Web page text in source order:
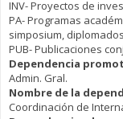
INV- Proyectos de
PA- Programas
simposium,
PUB- Publicaciones
Dependencia
Admin. Gral.
Nombre de la
Coordinación de